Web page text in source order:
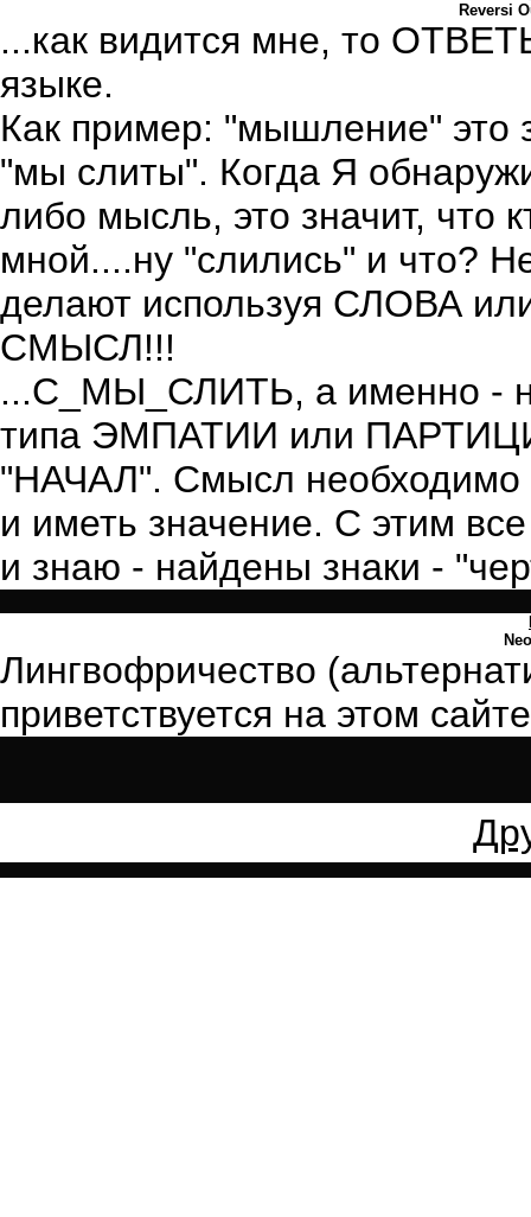
Reversi
...как видится мне, то
языке.
Как пример: "мышление"
"мы слиты". Когда Я
либо мысль, это значит, что
мной....ну "слились" и что?
делают используя СЛОВА
СМЫСЛ!!!
...С_МЫ_СЛИТЬ, а именно -
типа ЭМПАТИИ или
"НАЧАЛ". Смысл необходимо
и иметь значение. С этим
и знаю - найдены знаки -
Neo
Лингвофричество
приветствуется на этом